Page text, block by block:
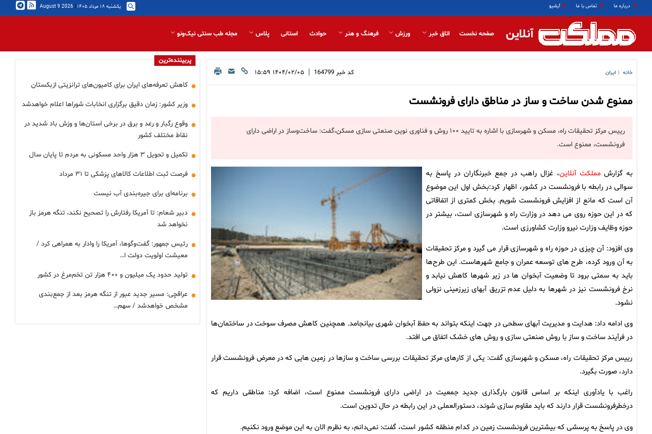
درباره ما تماس با ما آرشیو یکشنبه ۱۸ مرداد ۱۴۰۵ |
2026 August 9
آنلاین صفحه نخست اتاق خبر ورزش فرهنگ و هنر حوادث استانی پلاس مجله طب سنتی نیک‌ونو
خانه ایران کد خبر 164799
| ۱۴۰۴/۰۲/۰۵ ۱۵:۵۹
ممنوع شدن ساخت و ساز در مناطق دارای فرونشست
رییس مرکز تحقیقات راه، مسکن و شهرسازی با اشاره به تایید ۱۰۰ روش و فناوری نوین صنعتی سازی مسکن،گفت: ساخت‌وساز در اراضی دارای
فرونشست، ممنوع است.
به گزارشمملکت آنلاین، غزال راهب در جمع خبرنگاران در پاسخ به
سوالی در رابطه با فرونشست در کشور، اظهار کرد:بخش اول این موضوع
آن است که مانع از افزایش فرونشست شویم. بخش کمتری از اتفاقاتی
که در این حوزه روی می دهد در وزارت راه و شهرسازی است، بیشتر در
حوزه وظایف وزارت نیرو وزارت کشاورزی است.
وی افزود: آن چیزی در حوزه راه و شهرسازی قرار می گیرد و مرکز تحقیقات
به آن ورود کرده، طرح های توسعه عمران و جامع شهرهاست. این طرح‌ها
باید به سمتی برود تا وضعیت آبخوان ها در زیر شهرها کاهش نیابد و
نرخ فرونشست نیز در شهرها به دلیل عدم تزریق آبهای زیرزمینی نزولی
نشود.
وی ادامه داد: هدایت و مدیریت آبهای سطحی در جهت اینکه بتواند به حفظ آبخوان شهری بیانجامد. همچنین کاهش مصرف سوخت در ساختمان‌ها
در فرآیند ساخت و ساز با روش صنعتی سازی و روش های خشک اتفاق می افتد.
رییس مرکز تحقیقات راه، مسکن و شهرسازی گفت: یکی از کارهای مرکز تحقیقات بررسی ساخت و سازها در زمین هایی که در معرض فرونشست قرار
دارد، صورت بگیرد.
راغب با یادآوری اینکه بر اساس قانون بارگذاری جدید جمعیت در اراضی دارای فرونشست ممنوع است، اضافه کرد: مناطقی داریم که
درخطرفرونشست قرار دارند که باید مقاوم سازی شوند، دستورالعملی در این رابطه در حال تدوین است.
وی در پاسخ به پرسشی که بیشترین فرونشست زمین در کدام منطقه کشور است، گفت: نمی‌دانم، به نظرم الان به این موضع ورود نکنیم.
پربیننده‌ترین
کاهش تعرفه‌های ایران برای کامیون‌های ترانزیتی ازبکستان
وزیر کشور: زمان دقیق برگزاری انخابات شوراها اعلام خواهدشد
وقوع رگبار و رعد و برق در برخی استان‌ها و وزش باد شدید در
نقاط مختلف کشور
تکمیل و تحویل ۳ هزار واحد مسکونی به مردم تا پایان سال
فرصت ثبت اطلاعات کالاهای پزشکی تا ۳۱ مرداد
برنامه‌ای برای جیره‌بندی آب نیست
دبیر شعام: تا آمریکا رفتارش را تصحیح نکند، تنگه هرمز باز
نخواهد شد
رئیس جمهور: گفت‌وگوها، آمریکا را وادار به همراهی کرد /
معیشت اولویت دولت ا…
تولید حدود یک میلیون و ۴۰۰ هزار تن تخم‌مرغ در کشور
عراقچی: مسیر جدید عبور از تنگه هرمز بعد از جمع‌بندی
مشخص خواهدشد / سهم…